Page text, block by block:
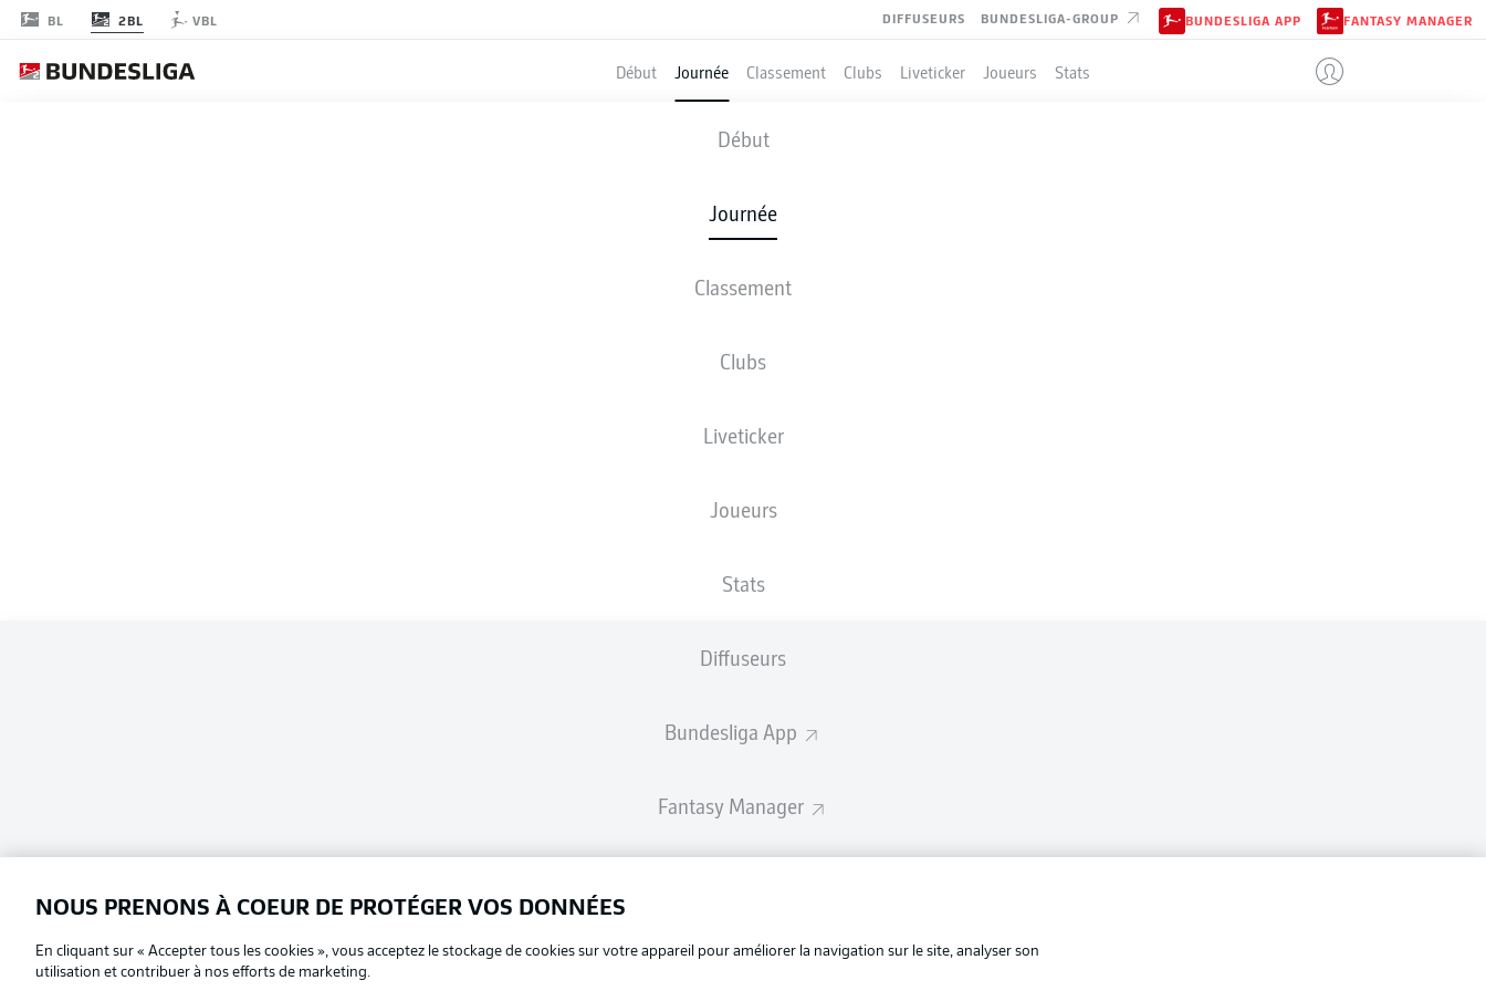
BL 2BL VBL DIFFUSEURS BUNDESLIGA-GROUP BUNDESLIGA APP FANTASY MANAGER
Début Journée Classement Clubs Liveticker Joueurs Stats
Début
Journée
Classement
Clubs
Liveticker
Joueurs
Stats
Diffuseurs
Bundesliga App
Fantasy Manager
Choisissez votre langue
Français
HEIDENHEIM - GREUTHER FÜRTH
COMPOSITIONS STATISTIQUES
Les compositions seront annoncées 60 minutes avant le coup d’envoi
Football as it's meant to be
NOUS PRENONS À COEUR DE PROTÉGER VOS DONNÉES
En cliquant sur « Accepter tous les cookies », vous acceptez le stockage de cookies sur votre appareil pour améliorer la navigation sur le site, analyser son
utilisation et contribuer à nos efforts de marketing.